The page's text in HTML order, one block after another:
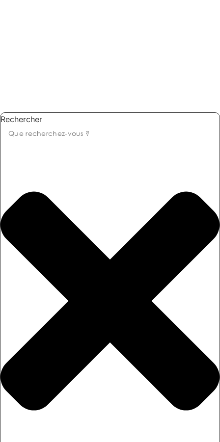
Rechercher